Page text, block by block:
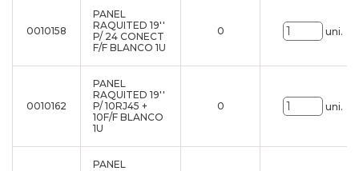
0010158
PANEL
RAQUITED 19''
P/ 24 CONECT
F/F BLANCO 1U
0 uni.
0010162
PANEL
RAQUITED 19''
P/ 10RJ45 +
10F/F BLANCO
1U
0 uni.
PANEL